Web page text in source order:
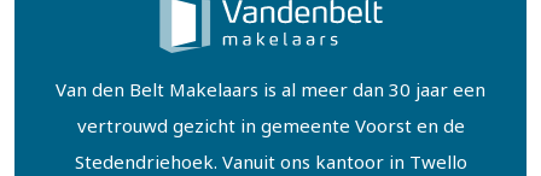
Van den Belt Makelaars is al meer dan 30 jaar een
vertrouwd gezicht in gemeente Voorst en de
Stedendriehoek. Vanuit ons kantoor in Twello